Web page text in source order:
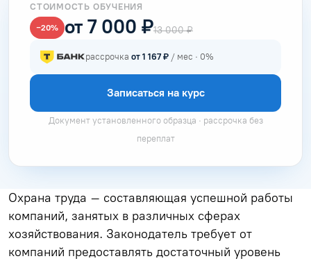
СТОИМОСТЬ ОБУЧЕНИЯ
−20% от 7 000 ₽13 000 ₽
рассрочка от 1 167 ₽ / мес · 0%
Записаться на курс
Документ установленного образца · рассрочка без
переплат
Охрана труда – составляющая успешной работы
компаний, занятых в различных сферах
хозяйствования. Законодатель требует от
компаний предоставлять достаточный уровень